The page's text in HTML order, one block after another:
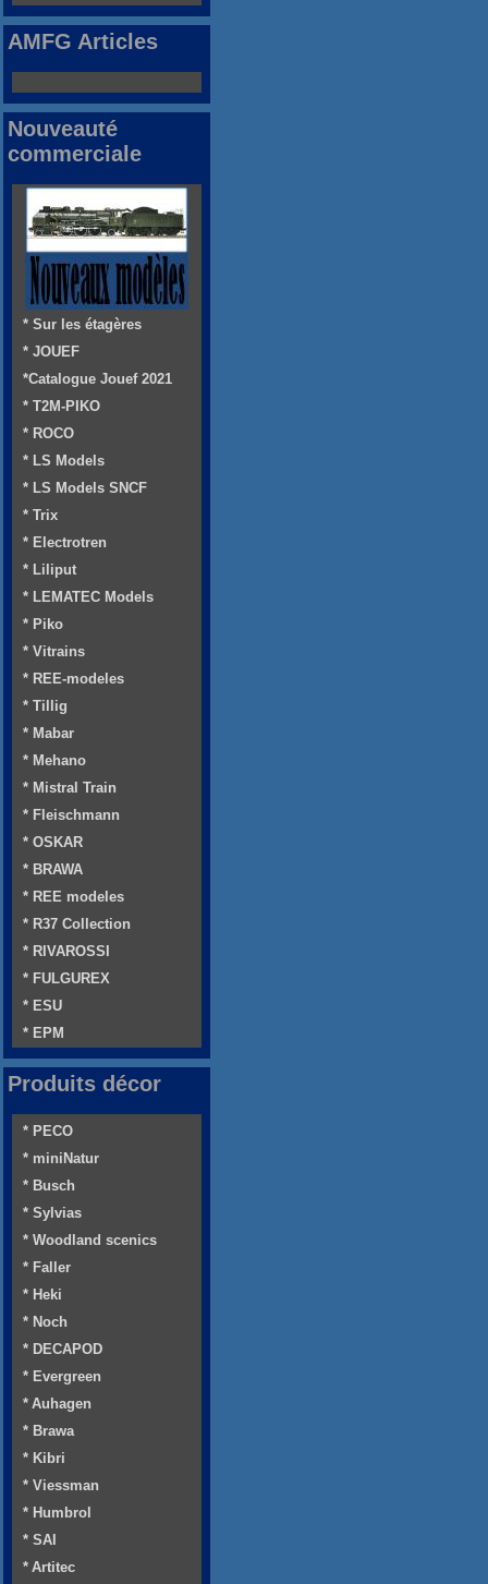
AMFG Articles
Nouveauté
commerciale
* Sur les étagères
* JOUEF
*Catalogue Jouef 2021
* T2M-PIKO
* ROCO
* LS Models
* LS Models SNCF
* Trix
* Electrotren
* Liliput
* LEMATEC Models
* Piko
* Vitrains
* REE-modeles
* Tillig
* Mabar
* Mehano
* Mistral Train
* Fleischmann
* OSKAR
* BRAWA
* REE modeles
* R37 Collection
* RIVAROSSI
* FULGUREX
* ESU
* EPM
Produits décor
* PECO
* miniNatur
* Busch
* Sylvias
* Woodland scenics
* Faller
* Heki
* Noch
* DECAPOD
* Evergreen
* Auhagen
* Brawa
* Kibri
* Viessman
* Humbrol
* SAI
* Artitec